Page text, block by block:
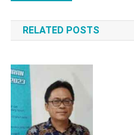
pos
RELATED POSTS